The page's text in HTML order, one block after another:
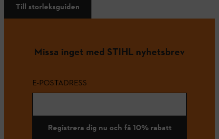
Till storleksguiden
Missa inget med STIHL nyhetsbrev
E-POSTADRESS
Registrera dig nu och få 10% rabatt